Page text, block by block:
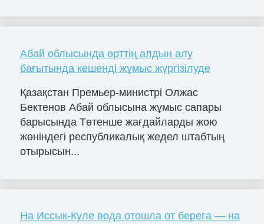
Абай облысында өрттің алдын алу
бағытында кешенді жұмыс жүргізілуде
Қазақстан Премьер-министрі Олжас
Бектенов Абай облысына жұмыс сапары
барысында Төтенше жағдайларды жою
жөніндегі республикалық жедел штабтың
отырысын...
На Иссык-Куле вода отошла от берега — на